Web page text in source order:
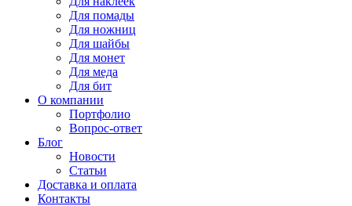
Для помады
Для ножниц
Для шайбы
Для монет
Для меда
Для бит
О компании
Портфолио
Вопрос-ответ
Блог
Новости
Статьи
Доставка и оплата
Контакты